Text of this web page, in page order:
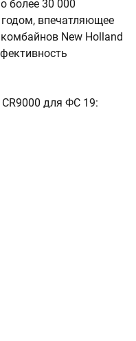
более 30 000
впечатляющее
New Holland
для ФС 19: